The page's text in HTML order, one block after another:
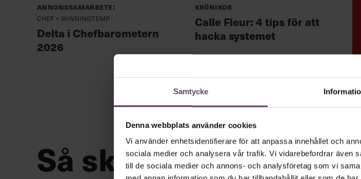
Samtycke
Denna webbplats använder cookies
Vi använder enhetsidentifierare för att anpassa innehållet och
sociala medier och analysera vår trafik. Vi vidarebefordrar även
till de sociala medier och annons- och analysföretag som vi
Annonssamarbete:
Chef + Winningtemp
Delta i Chefbarometern
2026
Krönikor
Calle Fleur: 4 tips för att
hacka systemet
Så ska en partiledare